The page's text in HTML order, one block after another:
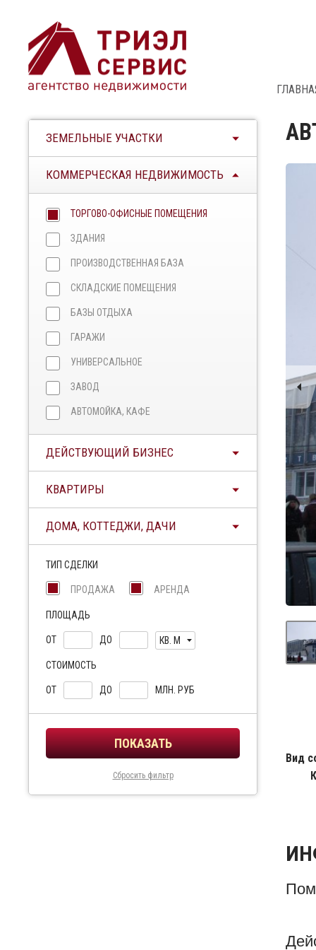
ЗЕМЕЛЬНЫЕ УЧАСТКИ
КОММЕРЧЕСКАЯ НЕДВИЖИМОСТЬ
ТОРГОВО-ОФИСНЫЕ ПОМЕЩЕНИЯ
ЗДАНИЯ
ПРОИЗВОДСТВЕННАЯ БАЗА
СКЛАДСКИЕ ПОМЕЩЕНИЯ
БАЗЫ ОТДЫХА
ГАРАЖИ
УНИВЕРСАЛЬНОЕ
ЗАВОД
АВТОМОЙКА, КАФЕ
ДЕЙСТВУЮЩИЙ БИЗНЕС
КВАРТИРЫ
ДОМА, КОТТЕДЖИ, ДАЧИ
ТИП СДЕЛКИ
ПРОДАЖА АРЕНДА
ПЛОЩАДЬ
ОТ ДО КВ. М
СТОИМОСТЬ
ОТ ДО МЛН. РУБ
Сбросить фильтр
Вид